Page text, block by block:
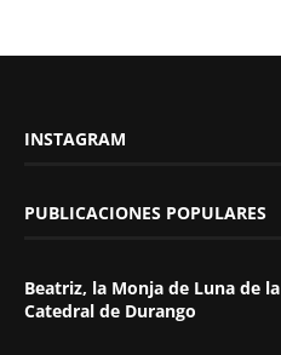
INSTAGRAM
PUBLICACIONES POPULARES
Beatriz, la Monja de Luna de la
Catedral de Durango